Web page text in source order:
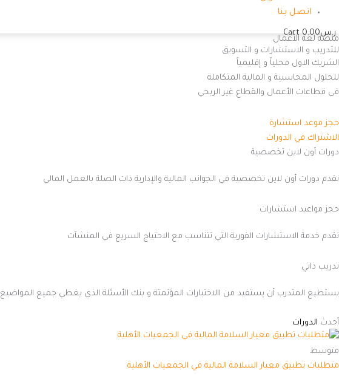
اتصل بنا
ر.س0.00
Cart
منصة لغة الأعمال
للتدريب و الاستشارات و التسويق
الشريك الاول محلياً و إقليمياً
للحلول المحاسبية و المالية المتكاملة
في قطاعات الأعمال والقطاع غير الربحي
حجز موعد استشارة
الاشتراك في الدورات
دورات أون لاين تخصصية
نقدم دورات أون لاين تخصصية في الجوانب المالية والإدارية ذات الصلة بالعمل المالي
حجز مواعيد استشارات
نقدم خدمة الاستشارات الفورية التي تتناسب مع الاحتياج السريع في المنشآت
تدريب ذاتي
يستطيع المتدرب أن يستفيد من االاختبارات المؤتمتة و بنك الأسئلة الذي يغطي جميع المواضيع
أحدث الدورات
متوسط
متطلبات تطبيق معيار السلامة المالية في الجمعيات الأهلية